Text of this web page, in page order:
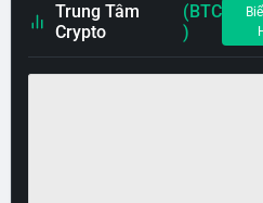
Trung Tâm
Crypto
(BTC
)